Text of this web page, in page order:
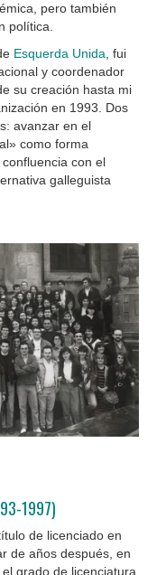
pero también
política.
Esquerda Unida , fui
y coordenador
su creación hasta mi
en 1993. Dos
avanzar en el
como forma
con el
galleguista
1997)
de licenciado en
de años después, en
grado de licenciatura